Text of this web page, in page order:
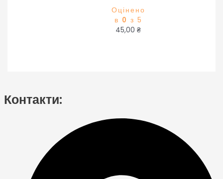
Оцінено
в 0 з 5
45,00₴
Контакти: